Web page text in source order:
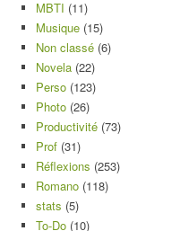
MBTI (11)
Musique (15)
Non classé (6)
Novela (22)
Perso (123)
Photo (26)
Productivité (73)
Prof (31)
Réflexions (253)
Romano (118)
stats (5)
To-Do (10)